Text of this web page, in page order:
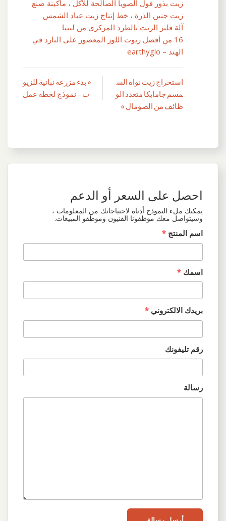
زيت بذور فول الصويا الصالحة للأكل ، ماكينة صنع
زيت جنين الذرة ، خط إنتاج زيت عباد الشمس
آلة فلتر الزيت بالطرد المركزي من ليبيا
16 من أفضل زيوت اللوز المعصور على البارد في
الهند – earthyglo
تصفّح
المقالات
« بدء مزرعة نباتية للزيو
ت – نموذج لخطة عمل
استخراج زيت نواة الس
مسم جامايكا متعدد الو
ظائف من الصومال »
احصل على السعر أو الدعم
يمكنك ملء النموذج أدناه لاحتياجاتك من المعلومات ،
وسيتواصل معك موظفونا الفنيون وموظفو المبيعات.
اسم المنتج *
اسمك *
بريدك الالكتروني *
رقم تليفونك
رسالة